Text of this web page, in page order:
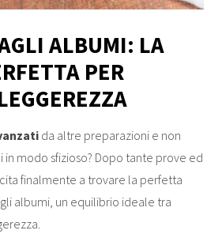
ALBUMI: LA
PER
da altre preparazioni e non
modo sfizioso? Dopo tante prove ed
finalmente a trovare la perfetta
albumi, un equilibrio ideale tra